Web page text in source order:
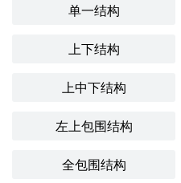
单一结构
上下结构
上中下结构
左上包围结构
全包围结构